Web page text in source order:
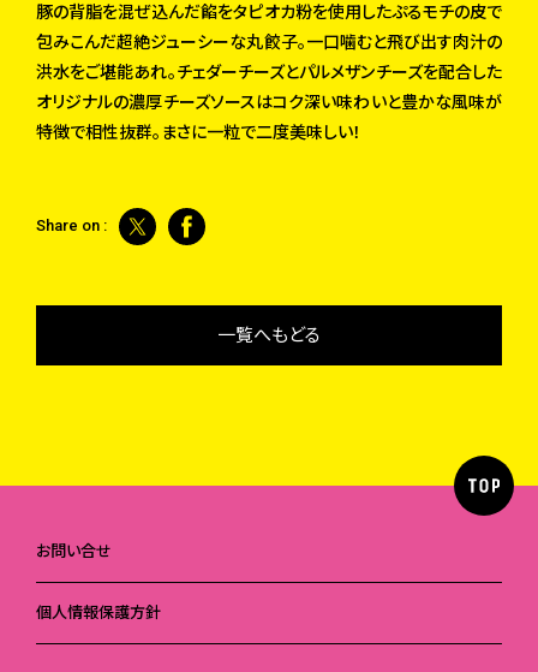
豚の背脂を混ぜ込んだ餡をタピオカ粉を使用したぷるモチの皮で
包みこんだ超絶ジューシーな丸餃子。一口噛むと飛び出す肉汁の
洪水をご堪能あれ。チェダーチーズとパルメザンチーズを配合した
オリジナルの濃厚チーズソースはコク深い味わいと豊かな風味が
特徴で相性抜群。まさに一粒で二度美味しい！
Share on :
一覧へもどる
お問い合せ
個人情報保護方針